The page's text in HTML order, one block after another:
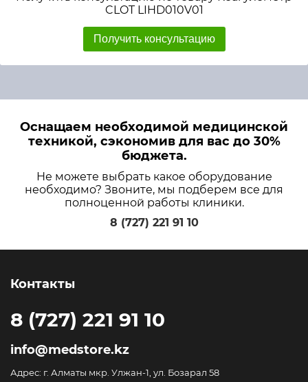
CLOT LIHD010V01
Получить консультацию
Оснащаем необходимой медицинской
техникой, сэкономив для вас до 30%
бюджета.
Не можете выбрать какое оборудование
необходимо? Звоните, мы подберем все для
полноценной работы клиники.
8 (727) 221 91 10
Контакты
8 (727) 221 91 10
info@medstore.kz
Адрес: г. Алматы мкр. Улжан-1, ул. Бозарал 58